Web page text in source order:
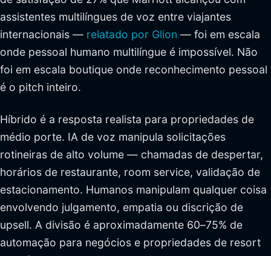
assistentes multilíngues de voz entre viajantes
internacionais — relatado por Glion — foi em escala
onde pessoal humano multilíngue é impossível. Não
foi em escala boutique onde reconhecimento pessoal
é o pitch inteiro.
Híbrido é a resposta realista para propriedades de
médio porte. IA de voz manipula solicitações
rotineiras de alto volume — chamadas de despertar,
horários de restaurante, room service, validação de
estacionamento. Humanos manipulam qualquer coisa
envolvendo julgamento, empatia ou discrição de
upsell. A divisão é aproximadamente 60–75% de
automação para negócios e propriedades de resort